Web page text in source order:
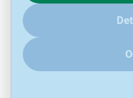
kliknětesem.
99 990 Kč